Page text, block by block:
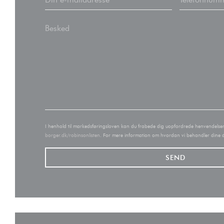
I henhold til markedsføringsloven kan du frabede dig uopfordrede
borger.dk/robinsonlisten. For mere information om hvordan vi behandler dine